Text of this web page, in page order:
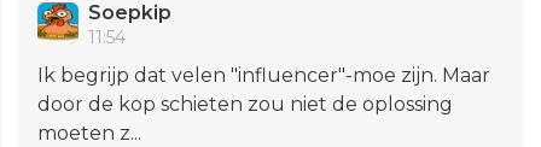
Soepkip
11:54
Ik begrijp dat velen "influencer"-moe zijn. Maar
door de kop schieten zou niet de oplossing
moeten z...